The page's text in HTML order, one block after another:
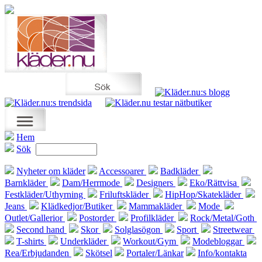
Hem
Sök
Nyheter om kläder Accessoarer
Badkläder
Barnkläder
Dam/Herrmode Designers
Eko/Rättvisa
Festkläder/Uthyrning
Friluftskläder
HipHop/Skatekläder
Jeans
Klädkedjor/Butiker Mammakläder
Mode
Outlet/Gallerior
Postorder Profilkläder
Rock/Metal/Goth
Second hand
Skor Solglasögon Sport
Streetwear
T-shirts
Underkläder Workout/Gym
Modebloggar
Rea/Erbjudanden
Skötsel Portaler/Länkar
Info/kontakta